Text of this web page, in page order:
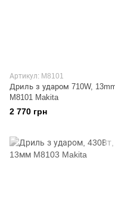
Артикул: M8101
Дриль з ударом 710W,
M8101 Makita
2 770 грн